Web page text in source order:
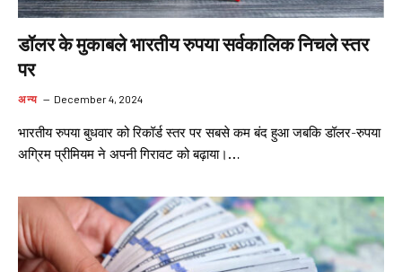
डॉलर के मुकाबले भारतीय रुपया सर्वकालिक निचले स्तर
पर
अन्य December 4, 2024
भारतीय रुपया बुधवार को रिकॉर्ड स्तर पर सबसे कम बंद हुआ जबकि डॉलर-रुपया
अग्रिम प्रीमियम ने अपनी गिरावट को बढ़ाया।…